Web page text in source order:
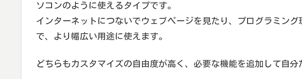
ソコンのように使えるタイプです。
インターネットにつないでウェブページを見たり、プログラミン
で、より幅広い用途に使えます。
どちらもカスタマイズの自由度が高く、必要な機能を追加して自分